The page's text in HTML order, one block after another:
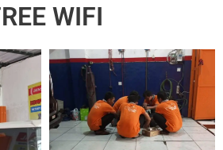
WIFI